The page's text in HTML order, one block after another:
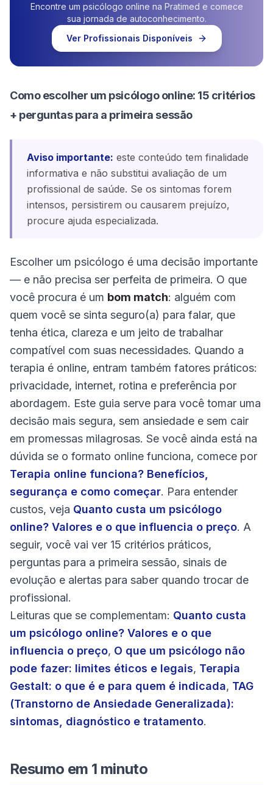
Encontre um psicólogo online na Pratimed e comece
sua jornada de autoconhecimento.
Ver Profissionais Disponíveis
Como escolher um psicólogo online: 15 critérios
+ perguntas para a primeira sessão
Aviso importante: este conteúdo tem finalidade
informativa e não substitui avaliação de um
profissional de saúde. Se os sintomas forem
intensos, persistirem ou causarem prejuízo,
procure ajuda especializada.
Escolher um psicólogo é uma decisão importante
— e não precisa ser perfeita de primeira. O que
você procura é um bom match: alguém com
quem você se sinta seguro(a) para falar, que
tenha ética, clareza e um jeito de trabalhar
compatível com suas necessidades. Quando a
terapia é online, entram também fatores práticos:
privacidade, internet, rotina e preferência por
abordagem. Este guia serve para você tomar uma
decisão mais segura, sem ansiedade e sem cair
em promessas milagrosas. Se você ainda está na
dúvida se o formato online funciona, comece por
Terapia online funciona? Benefícios,
segurança e como começar. Para entender
custos, veja Quanto custa um psicólogo
online? Valores e o que influencia o preço. A
seguir, você vai ver 15 critérios práticos,
perguntas para a primeira sessão, sinais de
evolução e alertas para saber quando trocar de
profissional.
Leituras que se complementam: Quanto custa
um psicólogo online? Valores e o que
influencia o preço, O que um psicólogo não
pode fazer: limites éticos e legais, Terapia
Gestalt: o que é e para quem é indicada, TAG
(Transtorno de Ansiedade Generalizada):
sintomas, diagnóstico e tratamento.
Resumo em 1 minuto